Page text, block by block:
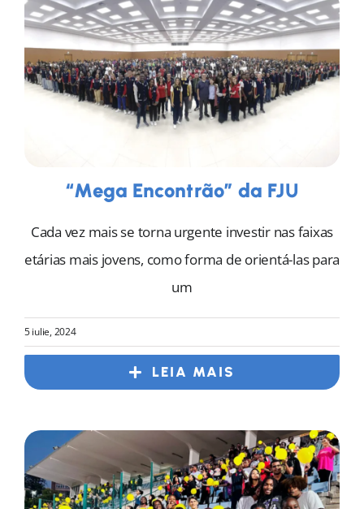
“Mega Encontrão” da FJU
Cada vez mais se torna urgente investir nas faixas
etárias mais jovens, como forma de orientá-las para
um
5 iulie, 2024
LEIA MAIS